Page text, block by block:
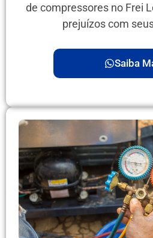
de compressores no Frei
prejuízos com
Saiba